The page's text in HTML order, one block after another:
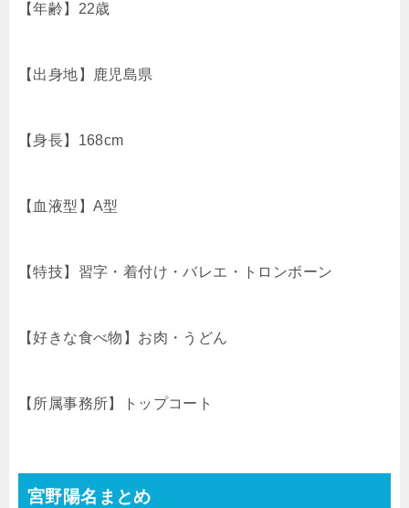
【年齢】22歳
【出身地】鹿児島県
【身長】168cm
【血液型】A型
【特技】習字・着付け・バレエ・トロンボーン
【好きな食べ物】お肉・うどん
【所属事務所】トップコート
宮野陽名まとめ